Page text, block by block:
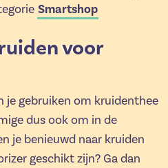
Smartshop
voor
je gebruiken om kruidenthee
dus ook om in de
je benieuwd naar kruiden
geschikt zijn? Ga dan